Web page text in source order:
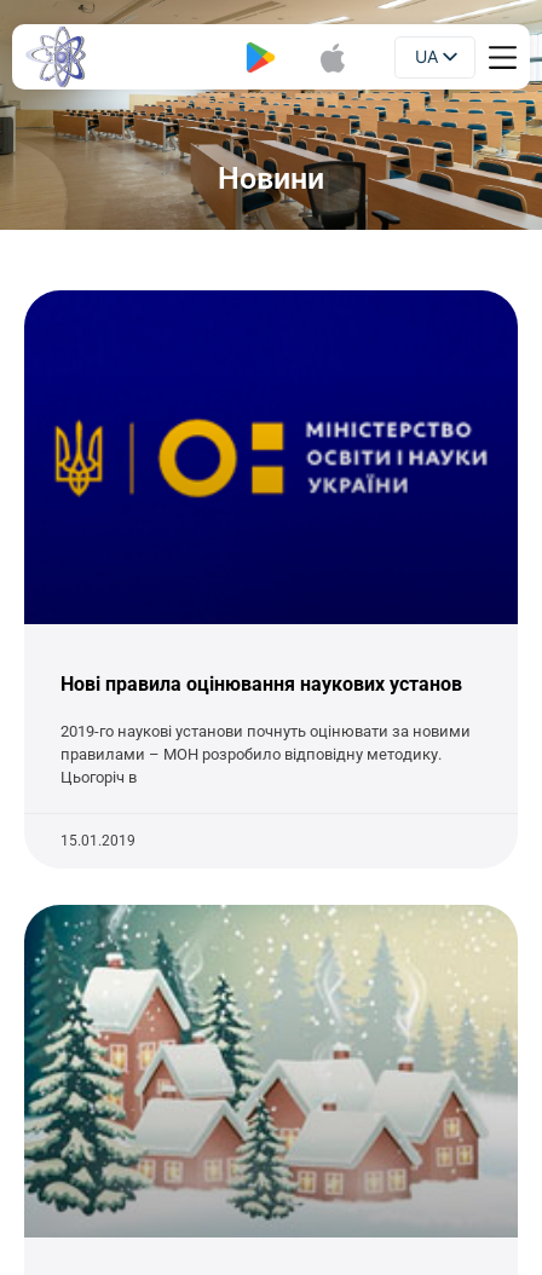
UA
EN
Новини
Нові правила оцінювання наукових установ
2019-го наукові установи почнуть оцінювати за новими
правилами – МОН розробило відповідну методику.
Цьогоріч в
15.01.2019